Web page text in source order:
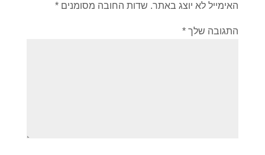
האימייל לא יוצג באתר. שדות החובה מסומנים *
התגובה שלך *